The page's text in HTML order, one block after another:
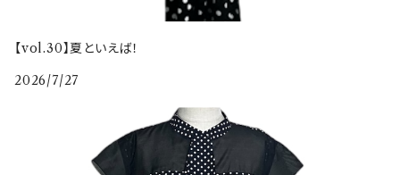
【vol.30】夏といえば！
2026/7/27